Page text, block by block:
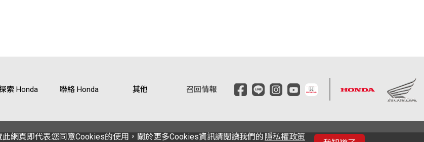
網頁即代表您同意Cookies的使用，關於更多Cookies資訊請閱讀我們的 隱私權政策
索 Honda 聯絡 Honda 其他 召回情報